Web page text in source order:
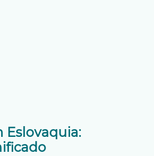
Eslovaquia: